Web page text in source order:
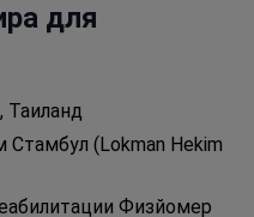
для
Таиланд
(Lokman Hekim
Физйомер